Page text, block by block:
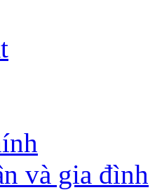
và gia đình